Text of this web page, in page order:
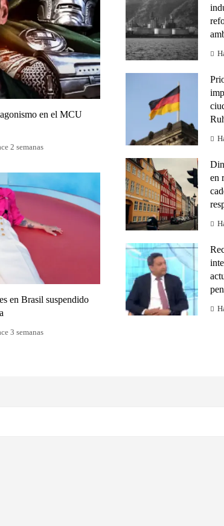
en el MCU
2 semanas
en Brasil suspendido
3 semanas
en